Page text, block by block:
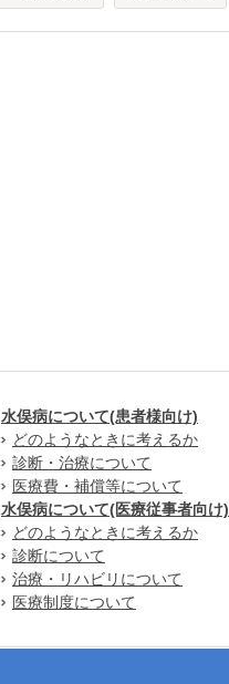
水俣病について(患者様向け)
どのようなときに考えるか
診断・治療について
医療費・補償等について
水俣病について(医療従事者向け)
どのようなときに考えるか
診断について
治療・リハビリについて
医療制度について